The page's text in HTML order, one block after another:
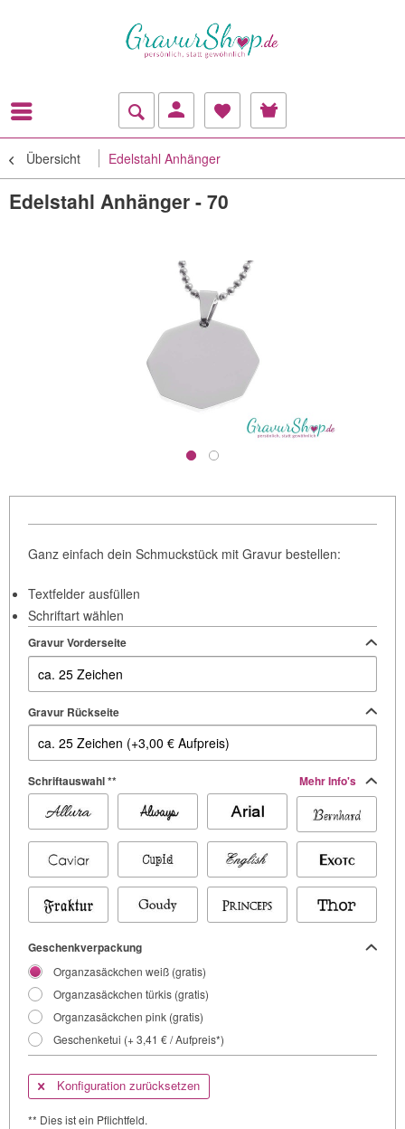
Übersicht Edelstahl Anhänger
Edelstahl Anhänger - 70
Ganz einfach dein Schmuckstück mit Gravur bestellen:
Textfelder ausfüllen
Schriftart wählen
Gravur Vorderseite
Gravur Rückseite
Schriftauswahl ** Mehr Info's
Geschenkverpackung
Organzasäckchen weiß (gratis)
Organzasäckchen türkis (gratis)
Organzasäckchen pink (gratis)
Geschenketui (+ 3,41 € / Aufpreis*)
Konfiguration zurücksetzen
** Dies ist ein Pflichtfeld.